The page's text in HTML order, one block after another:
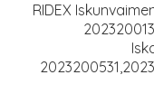
RIDEX